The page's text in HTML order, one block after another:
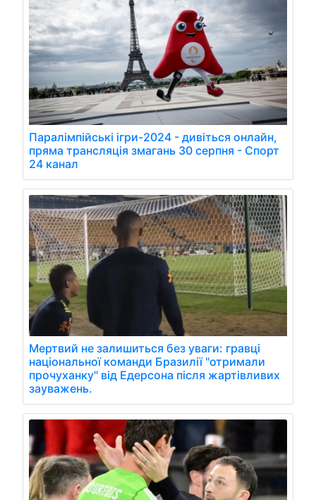
Паралімпійські ігри-2024 - дивіться онлайн,
пряма трансляція змагань 30 серпня - Спорт
24 канал
Мертвий не залишиться без уваги: гравці
національної команди Бразилії "отримали
прочуханку" від Едерсона після жартівливих
зауважень.